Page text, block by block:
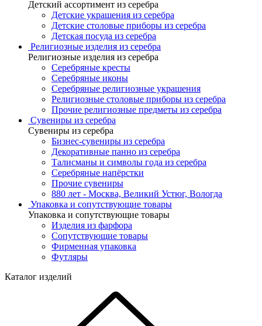
Детский ассортимент из серебра
Детские украшения из серебра
Детские столовые приборы из серебра
Детская посуда из серебра
Религиозные изделия из серебра
Религиозные изделия из серебра
Серебряные кресты
Серебряные иконы
Серебряные религиозные украшения
Религиозные столовые приборы из серебра
Прочие религиозные предметы из серебра
Сувениры из серебра
Сувениры из серебра
Бизнес-сувениры из серебра
Декоративные панно из серебра
Талисманы и символы года из серебра
Серебряные напёрстки
Прочие сувениры
880 лет - Москва, Великий Устюг, Вологда
Упаковка и сопутствующие товары
Упаковка и сопутствующие товары
Изделия из фарфора
Сопутствующие товары
Фирменная упаковка
Футляры
Каталог изделий